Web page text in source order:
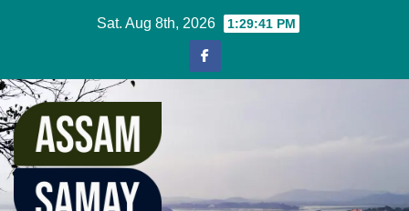
Sat. Aug 8th, 2026 1:29:42 PM